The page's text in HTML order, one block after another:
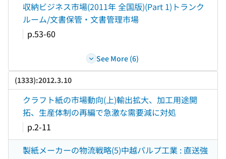
収納ビジネス市場(2011年 全国版)(Part 1)トランク
ルーム/文書保管・文書管理市場
p.53-60
See More (6)
(1333):2012.3.10
クラフト紙の市場動向(上)輸出拡大、加工用途開
拓、生産体制の再編で急激な需要減に対処
p.2-11
製紙メーカーの物流戦略(5)中越パルプ工業 : 直送強